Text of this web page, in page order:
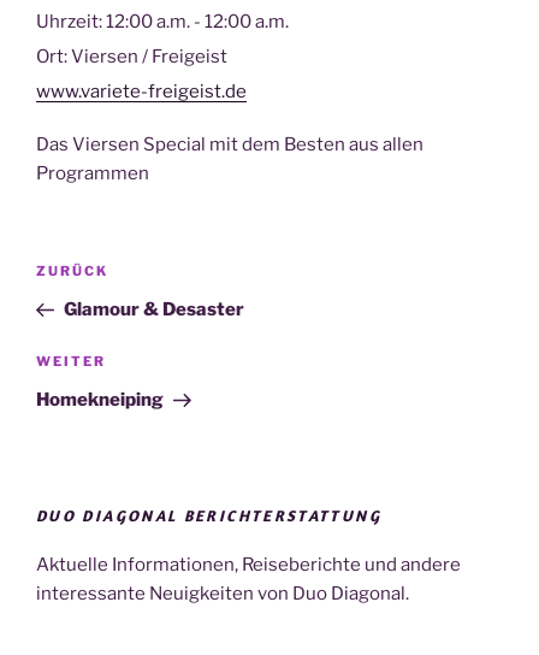
Uhrzeit:12:00 a.m. - 12:00 a.m.
Ort:Viersen / Freigeist
www.variete-freigeist.de
Das Viersen Special mit dem Besten aus allen
Programmen
Beitragsnavigation
Vorheriger
Beitrag
ZURÜCK
Glamour & Desaster
Nächster
Beitrag
WEITER
Homekneiping
DUO DIAGONAL BERICHTERSTATTUNG
Aktuelle Informationen, Reiseberichte und andere
interessante Neuigkeiten von Duo Diagonal.